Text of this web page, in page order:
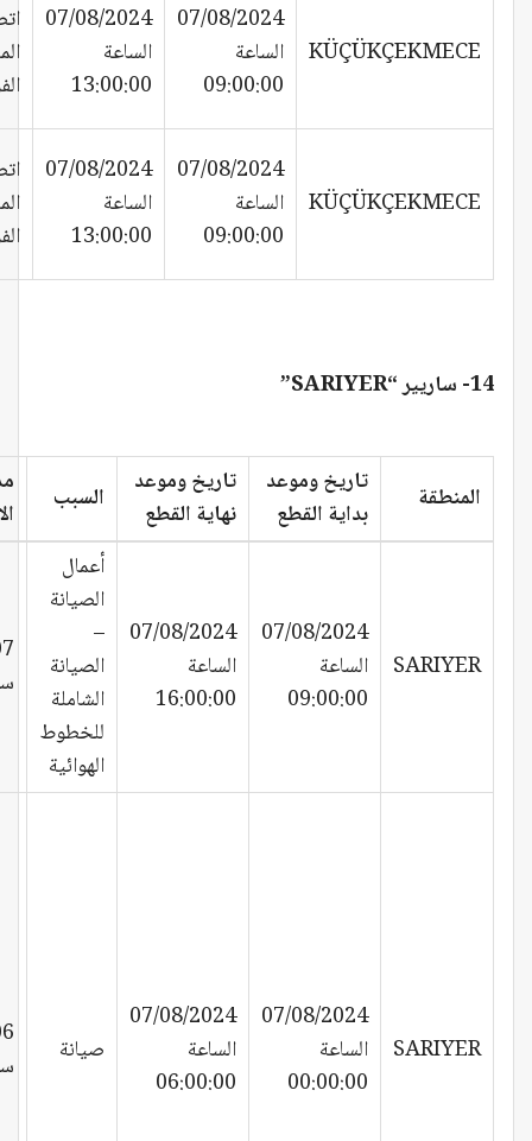
KÜÇÜKÇEKMECE
07/08/2024
الساعة
09:00:00
07/08/2024
الساعة
13:00:00
KÜÇÜKÇEKMECE
07/08/2024
الساعة
09:00:00
07/08/2024
الساعة
13:00:00
14- ساريير “SARIYER”
المنطقة
تاريخ وموعد
بداية القطع
تاريخ وموعد
نهاية القطع
السبب
SARIYER
07/08/2024
الساعة
09:00:00
07/08/2024
الساعة
16:00:00
أعمال
الصيانة
–
الصيانة
الشاملة
للخطوط
الهوائية
SARIYER
07/08/2024
الساعة
00:00:00
07/08/2024
الساعة
06:00:00
صيانة